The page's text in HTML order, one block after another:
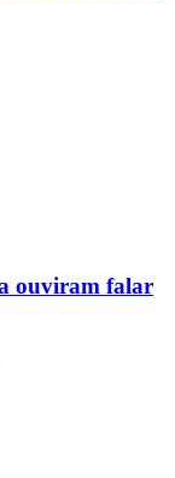
ouviram falar